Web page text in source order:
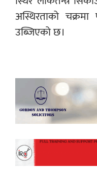
अस्थिरताको
उब्जिएको छ।